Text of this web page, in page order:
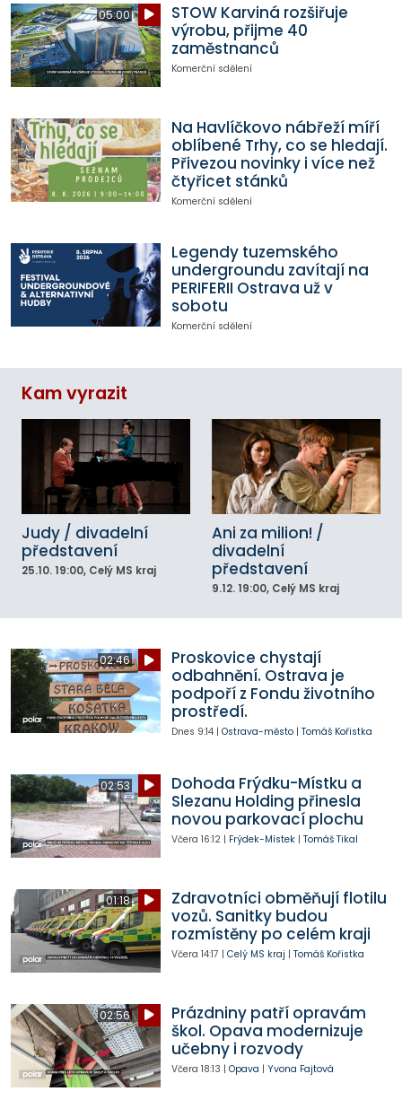
05:00
STOW Karviná rozšiřuje
výrobu, přijme 40
zaměstnanců
Komerční sdělení
Na Havlíčkovo nábřeží míří
oblíbené Trhy, co se hledají.
Přivezou novinky i více než
čtyřicet stánků
Komerční sdělení
Legendy tuzemského
undergroundu zavítají na
PERIFERII Ostrava už v
sobotu
Komerční sdělení
Kam vyrazit
Judy / divadelní
představení
25.10. 19:00, Celý MS kraj
Ani za milion! /
divadelní
představení
9.12. 19:00, Celý MS kraj
02:46
Proskovice chystají
odbahnění. Ostrava je
podpoří z Fondu životního
prostředí.
Dnes 9:14| Ostrava-město| Tomáš Kořistka
02:53
Dohoda Frýdku-Místku a
Slezanu Holding přinesla
novou parkovací plochu
Včera 16:12| Frýdek-Místek| Tomáš Tikal
01:18
Zdravotníci obměňují flotilu
vozů. Sanitky budou
rozmístěny po celém kraji
Včera 14:17 | Celý MS kraj | Tomáš Kořistka
02:56
Prázdniny patří opravám
škol. Opava modernizuje
učebny i rozvody
Včera 18:13 | Opava | Yvona Fajtová